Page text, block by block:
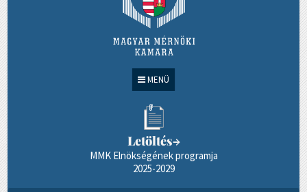
MENÜ
Letöltés→
MMK Elnökségének programja
2025-2029